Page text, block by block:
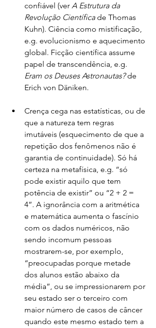
confiável (ver A Estrutura da
Revolução Científica de Thomas
Kuhn). Ciência como mistificação,
e.g. evolucionismo e aquecimento
global. Ficção científica assume
papel de transcendência, e.g.
Eram os Deuses Astronautas? de
Erich von Däniken.
Crença cega nas estatísticas, ou de
que a natureza tem regras
imutáveis (esquecimento de que a
repetição dos fenômenos não é
garantia de continuidade). Só há
certeza na metafísica, e.g. “só
pode existir aquilo que tem
potência de existir” ou “2 + 2 =
4”. A ignorância com a aritmética
e matemática aumenta o fascínio
com os dados numéricos, não
sendo incomum pessoas
mostrarem-se, por exemplo,
“preocupadas porque metade
dos alunos estão abaixo da
média”, ou se impressionarem por
seu estado ser o terceiro com
maior número de casos de câncer
quando este mesmo estado tem a